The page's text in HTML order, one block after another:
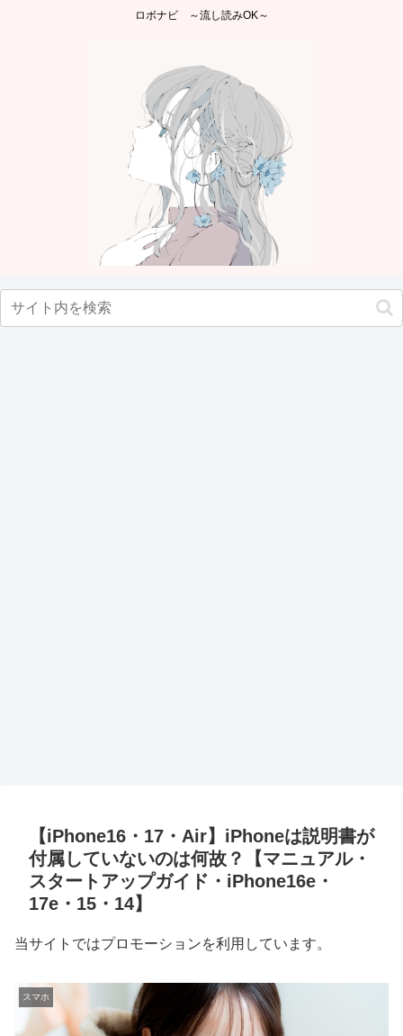
ロボナビ ～流し読みOK～
【iPhone16・17・Air】iPhoneは説明書が
付属していないのは何故？【マニュアル・
スタートアップガイド・iPhone16e・
17e・15・14】
当サイトではプロモーションを利用しています。
スマホ